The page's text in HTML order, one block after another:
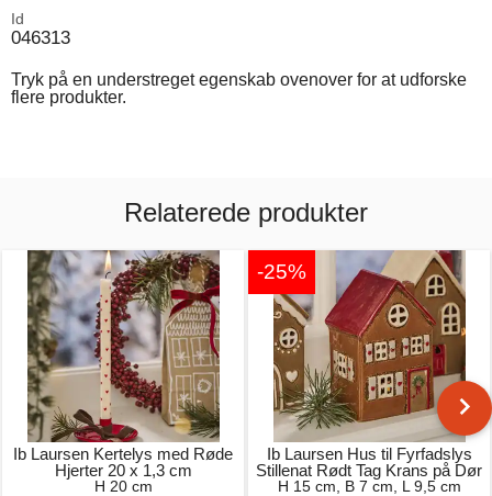
Id
046313
Tryk på en understreget egenskab ovenover for at udforske
flere produkter.
Relaterede produkter
Ib Laursen Kertelys med Røde
Hjerter 20 x 1,3 cm
H 20 cm
-25%
Ib Laursen Hus til Fyrfadslys
Stillenat Rødt Tag Krans på Dør
H 15 cm, B 7 cm, L 9,5 cm